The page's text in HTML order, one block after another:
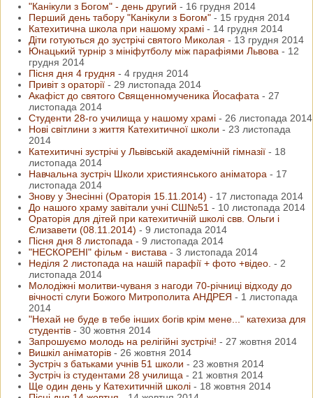
"Канікули з Богом" - день другий - 16 грудня 2014
Перший день табору "Канікули з Богом" - 15 грудня 2014
Катехитична школа при нашому храмі - 14 грудня 2014
Діти готуються до зустрічі святого Миколая - 13 грудня 2014
Юнацький турнір з мініфутболу між парафіями Львова - 12
грудня 2014
Пісня дня 4 грудня - 4 грудня 2014
Привіт з ораторії - 29 листопада 2014
Акафіст до святого Священномученика Йосафата - 27
листопада 2014
Студенти 28-го училища у нашому храмі - 26 листопада 2014
Нові світлини з життя Катехитичної школи - 23 листопада
2014
Катехитичні зустрічі у Львівській академічній гімназії - 18
листопада 2014
Навчальна зустріч Школи християнського аніматора - 17
листопада 2014
Знову у Знесінні (Ораторія 15.11.2014) - 17 листопада 2014
До нашого храму завітали учні СШ№51 - 10 листопада 2014
Ораторія для дітей при катехитичній школі свв. Ольги і
Єлизавети (08.11.2014) - 9 листопада 2014
Пісня дня 8 листопада - 9 листопада 2014
"НЕСКОРЕНІ" фільм - вистава - 3 листопада 2014
Неділя 2 листопада на нашій парафії + фото +відео. - 2
листопада 2014
Молодіжні молитви-чуваня з нагоди 70-річниці відходу до
вічності слуги Божого Митрополита АНДРЕЯ - 1 листопада
2014
"Нехай не буде в тебе інших богів крім мене..." катехиза для
студентів - 30 жовтня 2014
Запрошуємо молодь на релігійні зустрічі! - 27 жовтня 2014
Вишкіл аніматорів - 26 жовтня 2014
Зустріч з батьками учнів 51 школи - 23 жовтня 2014
Зустріч із студентами 28 училища - 21 жовтня 2014
Ще один день у Катехитичній школі - 18 жовтня 2014